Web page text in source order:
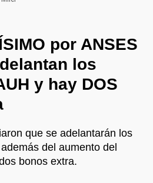
por ANSES
los
y hay DOS
que se adelantarán los
del aumento del
bonos extra.